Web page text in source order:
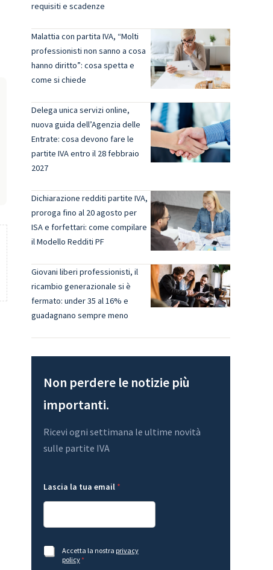
requisiti e scadenze
Malattia con partita IVA, “Molti
professionisti non sanno a cosa
hanno diritto”: cosa spetta e
come si chiede
Delega unica servizi online,
nuova guida dell’Agenzia delle
Entrate: cosa devono fare le
partite IVA entro il 28 febbraio
2027
Dichiarazione redditi partite IVA,
proroga fino al 20 agosto per
ISA e forfettari: come compilare
il Modello Redditi PF
Giovani liberi professionisti, il
ricambio generazionale si è
fermato: under 35 al 16% e
guadagnano sempre meno
Non perdere le notizie più
importanti.
Ricevi ogni settimana le ultime novità
sulle partite IVA
u
G
P
R
Lascia la tua email *
aA
c
Accetta la nostra privacy
policy*